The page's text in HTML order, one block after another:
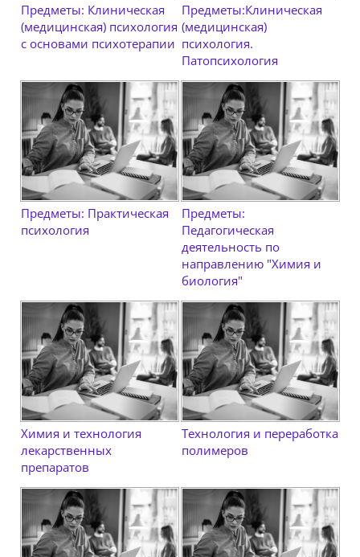
Предметы: Клиническая
(медицинская) психология
с основами психотерапии
Предметы:Клиническая
(медицинская)
психология.
Патопсихология
Предметы: Практическая
психология
Предметы:
Педагогическая
деятельность по
направлению "Химия и
биология"
Химия и технология
лекарственных
препаратов
Технология и переработка
полимеров